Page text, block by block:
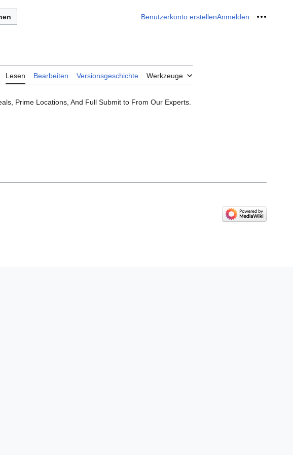
Benutzerkonto erstellenAnmelden Meine
Lesen Bearbeiten Versionsgeschichte Werkzeuge
Prime Locations, And Full Submit to From Our Experts.